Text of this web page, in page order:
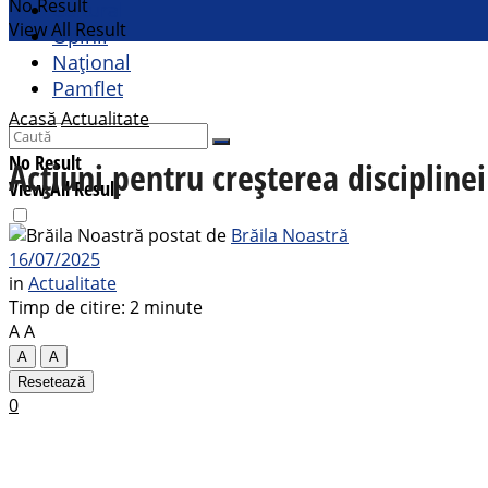
Cultural
Opinii
Național
Pamflet
No Result
View All Result
No Result
View All Result
AcasăActualitate
Acțiuni pentru creșterea
postat de Brăila Noastră
16/07/2025
in Actualitate
Timp de citire: 2 minute
AA
A
A
Resetează
0